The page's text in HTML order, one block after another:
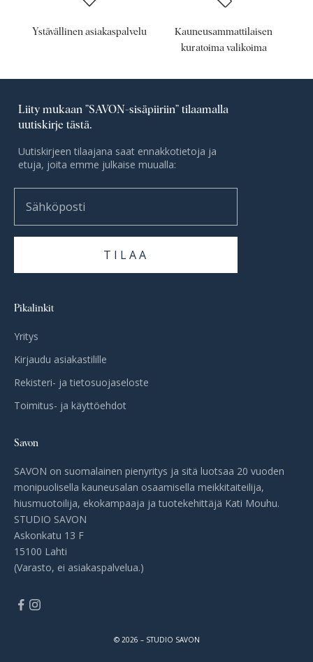
Ystävällinen asiakaspalvelu
Kauneusammattilaisen
kuratoima valikoima
Liity mukaan ”SAVON-sisäpiiriin” tilaamalla
uutiskirje tästä.
Uutiskirjeen tilaajana saat ennakkotietoja ja
etuja, joita emme julkaise muualla:
TILAA
Pikalinkit
Yritys
Kirjaudu asiakastilille
Rekisteri- ja tietosuojaseloste
Toimitus- ja käyttöehdot
Savon
SAVON on suomalainen pienyritys ja sitä luotsaa 20 vuoden
monipuolisella kauneusalan osaamisella meikkitaiteilija,
hiusmuotoilija, ekokampaaja ja tuotekehittäjä Kati Mouhu.
STUDIO SAVON
Askonkatu 13 F
15100 Lahti
(Varasto, ei asiakaspalvelua.)
© 2026 – STUDIO SAVON